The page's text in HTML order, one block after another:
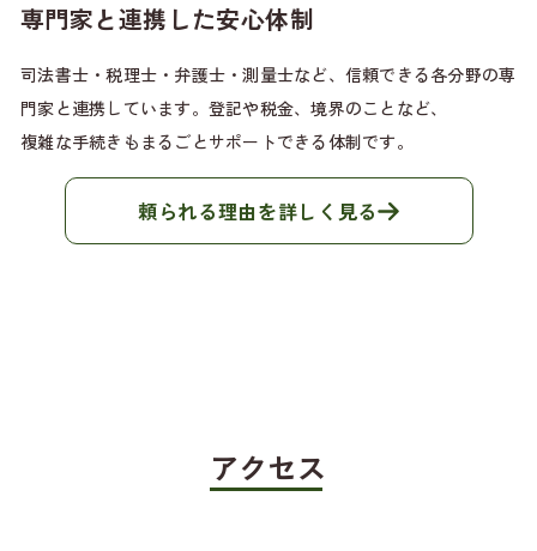
専門家と連携した安心体制
司法書士・税理士・弁護士・測量士など、信頼できる各分野の専
門家と連携しています。登記や税金、境界のことなど、
複雑な手続きもまるごとサポートできる体制です。
頼られる理由を詳しく見る
アクセス